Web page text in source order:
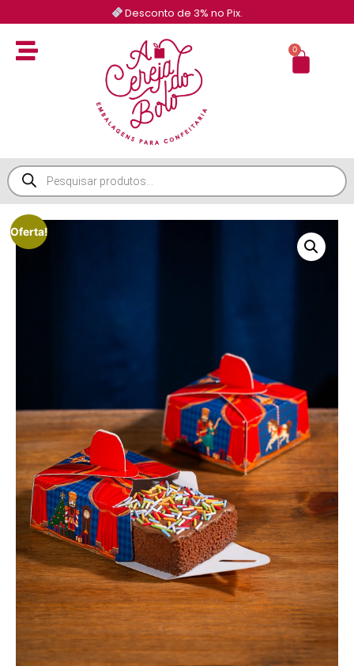
Desconto de 3% no Pix.
0
Oferta!